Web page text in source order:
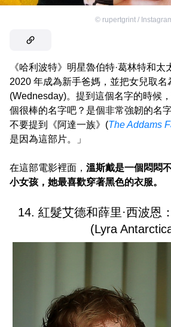
© rupertgrint /
《哈利波特》明星魯伯特·葛林特和太
2020 年成為新手爸媽，並把女兒取名
(Wednesday)。提到這個名字的時候
個很棒的名字吧？是個非常強韌的名
不要提到《阿達一族》(The Addams
是因為這部片。」
在這部電影裡面， 溫斯戴是一個悶悶
小女孩，她最喜歡穿著黑色的衣服。
14. 紅髮艾德和薛里·西波恩
(Lyra